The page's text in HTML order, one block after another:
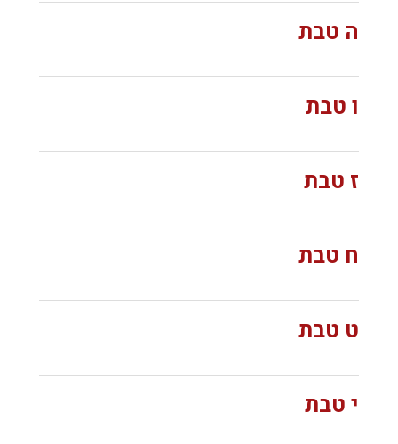
ה טבת
ו טבת
ז טבת
ח טבת
ט טבת
י טבת